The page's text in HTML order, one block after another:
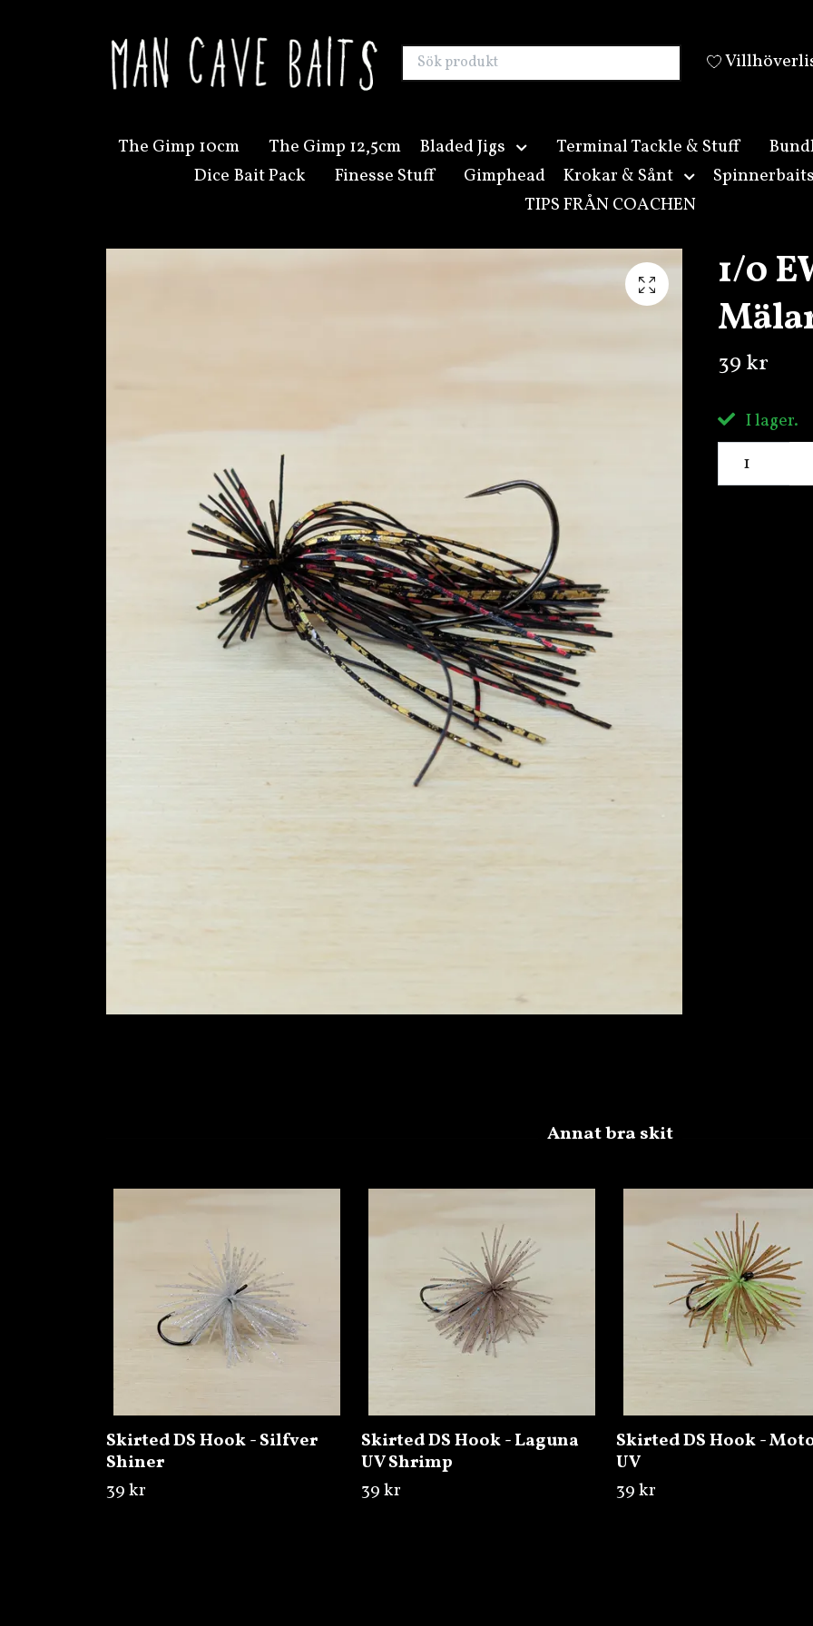
The Gimp 10cm The Gimp 12,5cm Bladed Jigs Terminal Tackle & Stuff
Dice Bait Pack
Finesse Stuff Gimphead Krokar & Sånt Spinnerbaits
TIPS FRÅN COACHEN
1/0
39 kr
I lager.
Skirted DS Hook - Silfver
Shiner
39 kr
Skirted DS Hook - Laguna
UV Shrimp
39 kr
Skirted DS Hook -
UV
39 kr